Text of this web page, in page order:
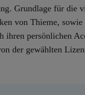
Grundlage für die
von Thieme,
persönlichen
der gewählten